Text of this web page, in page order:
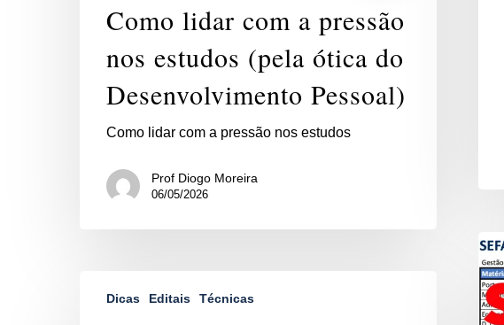
Como lidar com a pressão
nos estudos (pela ótica do
Desenvolvimento Pessoal)
Como lidar com a pressão nos estudos
Prof Diogo Moreira
06/05/2026
Dicas Editais Técnicas